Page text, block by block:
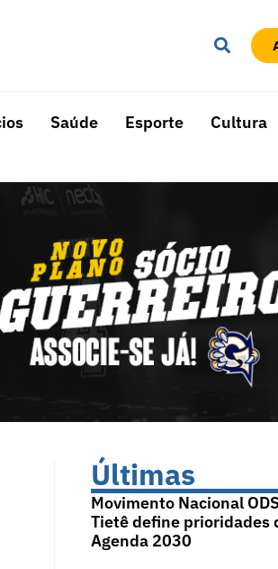
Saúde Esporte Cultura
Últimas
Movimento Nacional
Tietê define prioridades
Agenda 2030